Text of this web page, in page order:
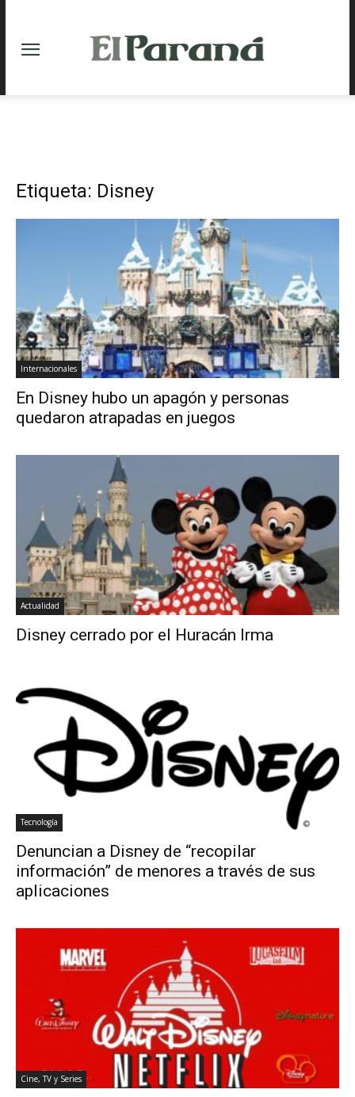
Etiqueta: Disney
Internacionales
En Disney hubo un apagón y personas
quedaron atrapadas en juegos
Actualidad
Disney cerrado por el Huracán Irma
Tecnología
Denuncian a Disney de “recopilar
información” de menores a través de sus
aplicaciones
Cine, TV y Series